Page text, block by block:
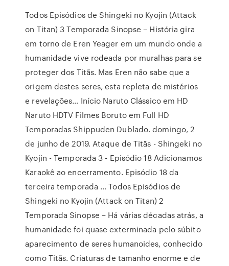
Todos Episódios de Shingeki no Kyojin (Attack
on Titan) 3 Temporada Sinopse – História gira
em torno de Eren Yeager em um mundo onde a
humanidade vive rodeada por muralhas para se
proteger dos Titãs. Mas Eren não sabe que a
origem destes seres, esta repleta de mistérios
e revelações… Início Naruto Clássico em HD
Naruto HDTV Filmes Boruto em Full HD
Temporadas Shippuden Dublado. domingo, 2
de junho de 2019. Ataque de Titãs - Shingeki no
Kyojin - Temporada 3 - Episódio 18 Adicionamos
Karaokê ao encerramento. Episódio 18 da
terceira temporada … Todos Episódios de
Shingeki no Kyojin (Attack on Titan) 2
Temporada Sinopse – Há várias décadas atrás, a
humanidade foi quase exterminada pelo súbito
aparecimento de seres humanoides, conhecido
como Titãs. Criaturas de tamanho enorme e de